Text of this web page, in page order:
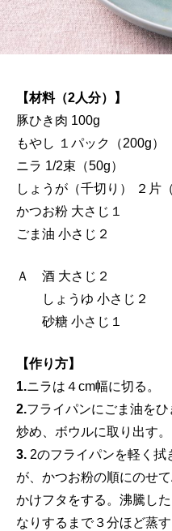
【材料（2人分）】
豚ひき肉 100g
もやし １パック（200g）
ニラ 1/2束（50g）
しょうが（千切り） ２片
かつお粉 大さじ１
ごま油 小さじ２
Ａ 酒 大さじ２
しょうゆ 小さじ２
砂糖 小さじ１
【作り方】
1.ニラは４cm幅に切る。
2.フライパンにごま油を
炒め、ボウルに取り出す。
3. 2のフライパンを軽く拭
が、かつお粉の順にのせ
かけフタをする。沸騰し
なりするまで３分ほど蒸す